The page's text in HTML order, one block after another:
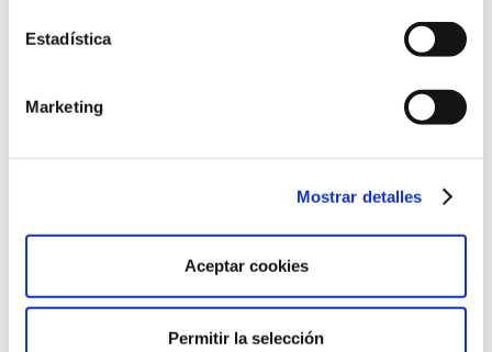
Estadística
Marketing
Mostrar detalles
Aceptar cookies
Permitir la selección
28/07/26
ahora renuncian a ser jefes?